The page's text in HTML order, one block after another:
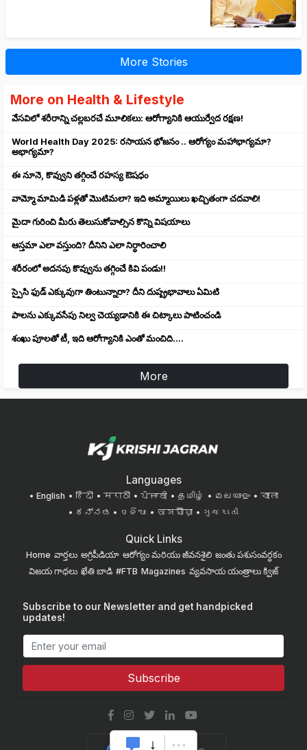
More Stories
More on Health & Lifestyle
వేసవిలో శరీరాన్ని చల్లబరచే మూలికలు: ఆరోగ్యానికి ఆయుర్వేద రక్షణ!
World Health Day 2025: రసాయన భోజనం .. ఆరోగ్యం మహాభాగ్యమా?
అభాగ్యమా?
ఈ నూనె, కొవ్వుని తగ్గించే రహస్య ఔషధం
వామ్మో మామిడి పళ్లతో మొటిమలా? ఇది అమ్మాయిలు ఖచ్చితంగా చదవాలి!
మైదా గురించి మీరు తెలుసుకోవాల్సిన కొన్ని విషయాలు
ఆస్తమా ఎలా వస్తుంది? దీనిని ఎలా నిర్ధారించాలి
శరీరంలో అదనపు కొవ్వును తగ్గించే కివి పండు!!
స్పైసి ఫుడ్ ఎక్కువుగా తింటున్నారా? దీని దుష్ప్రభావాలు ఏమిటి
పాలను ఎక్కువసేపు నిల్వ చెయ్యడానికి ఈ చిట్కాలు పాటించండి
శంఖు పూలతో టీ, ఇది ఆరోగ్యానికి ఎంతో మంచిది....
More
Languages
English हिंदी मराठी ਪੰਜਾਬੀ தமிழ் മലയാളം
বাংলা
ಕನ್ನಡ
ଓଡିଆ অসমীয়া ગુજરાતી
Quick Links
Home వార్తలు అగ్రిపీడియా ఆరోగ్యం మరియు జీవనశైలి జంతు పశుసంవర్ధకం
విజయ గాథలు ఖేతి బాడి #FTB Magazines వ్యవసాయ యంత్రాలు క్విజ్
Subscribe to our Newsletter and get handpicked
updates!
Subscribe